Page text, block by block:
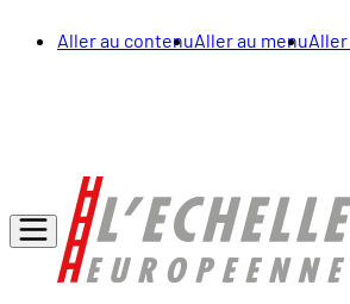
Aller au contenuAller au menu